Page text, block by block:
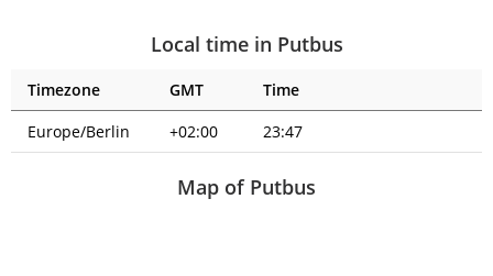
Local time in Putbus
Timezone GMT
Time
Europe/Berlin
+02:00 23:47
Map of Putbus